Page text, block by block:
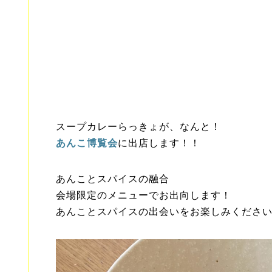
スープカレーらっきょが、なんと！
あんこ博覧会に出店します！！
あんことスパイスの融合
会場限定のメニューでお出向します！
あんことスパイスの出会いをお楽しみください